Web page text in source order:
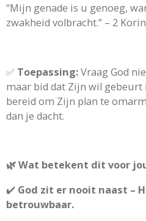
“Mijn genade is u genoeg,
zwakheid volbracht.” – 2
✅ Toepassing:Vraag God
maar bid dat Zijn wil gebeurt
bereid om Zijn plan te
dan je dacht.
🌿 Wat betekent dit voor
✔️ God zit er nooit naast –
betrouwbaar.